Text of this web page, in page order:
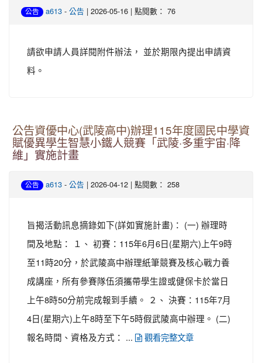
公告 a613 - 公告 | 2026-05-16 | 點閱數： 76
請欲申請人員詳閱附件辦法， 並於期限內提出申請資
料。
公告資優中心(武陵高中)辦理115年度國民中學資
賦優異學生智慧小鐵人競賽「武陵·多重宇宙·降
維」實施計畫
公告 a613 - 公告 | 2026-04-12 | 點閱數： 258
旨揭活動訊息摘錄如下(詳如實施計畫)： (一) 辦理時
間及地點： １、 初賽：115年6月6日(星期六)上午9時
至11時20分，於武陵高中辦理紙筆競賽及核心戰力養
成講座，所有參賽隊伍須攜帶學生證或健保卡於當日
上午8時50分前完成報到手續。 ２、 決賽：115年7月
4日(星期六)上午8時至下午5時假武陵高中辦理。 (二)
報名時間、資格及方式： ...
觀看完整文章